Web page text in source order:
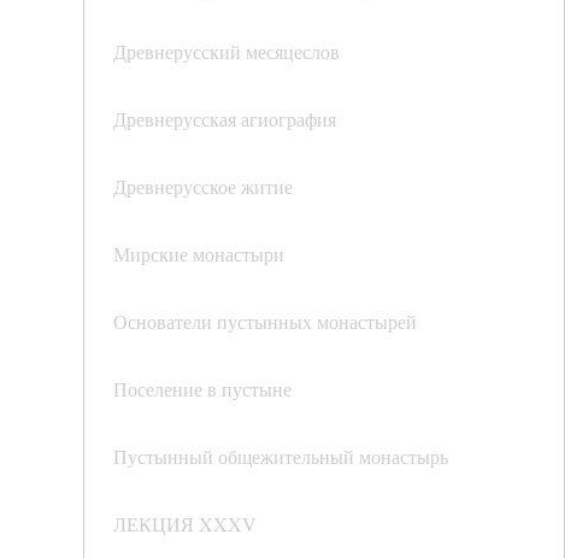
Древнерусский месяцеслов
Древнерусская агиография
Древнерусское житие
Мирские монастыри
Основатели пустынных монастырей
Поселение в пустыне
Пустынный общежительный монастырь
ЛЕКЦИЯ XXXV